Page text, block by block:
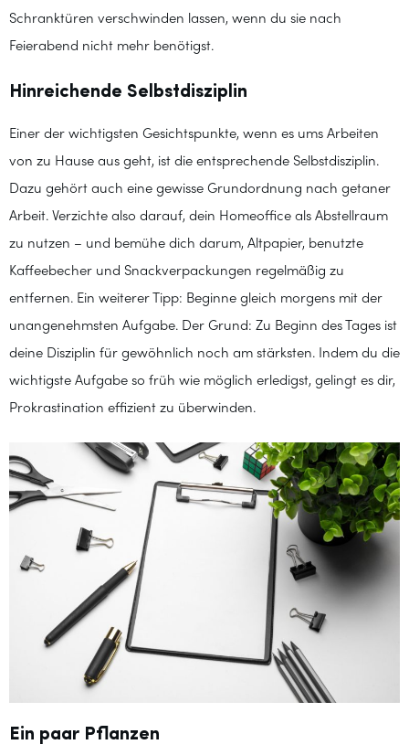
Schranktüren verschwinden lassen, wenn du sie nach
Feierabend nicht mehr benötigst.
Hinreichende Selbstdisziplin
Einer der wichtigsten Gesichtspunkte, wenn es ums Arbeiten
von zu Hause aus geht, ist die entsprechende Selbstdisziplin.
Dazu gehört auch eine gewisse Grundordnung nach getaner
Arbeit. Verzichte also darauf, dein Homeoffice als Abstellraum
zu nutzen – und bemühe dich darum, Altpapier, benutzte
Kaffeebecher und Snackverpackungen regelmäßig zu
entfernen. Ein weiterer Tipp: Beginne gleich morgens mit der
unangenehmsten Aufgabe. Der Grund: Zu Beginn des Tages ist
deine Disziplin für gewöhnlich noch am stärksten. Indem du die
wichtigste Aufgabe so früh wie möglich erledigst, gelingt es dir,
Prokrastination effizient zu überwinden.
Ein paar Pflanzen